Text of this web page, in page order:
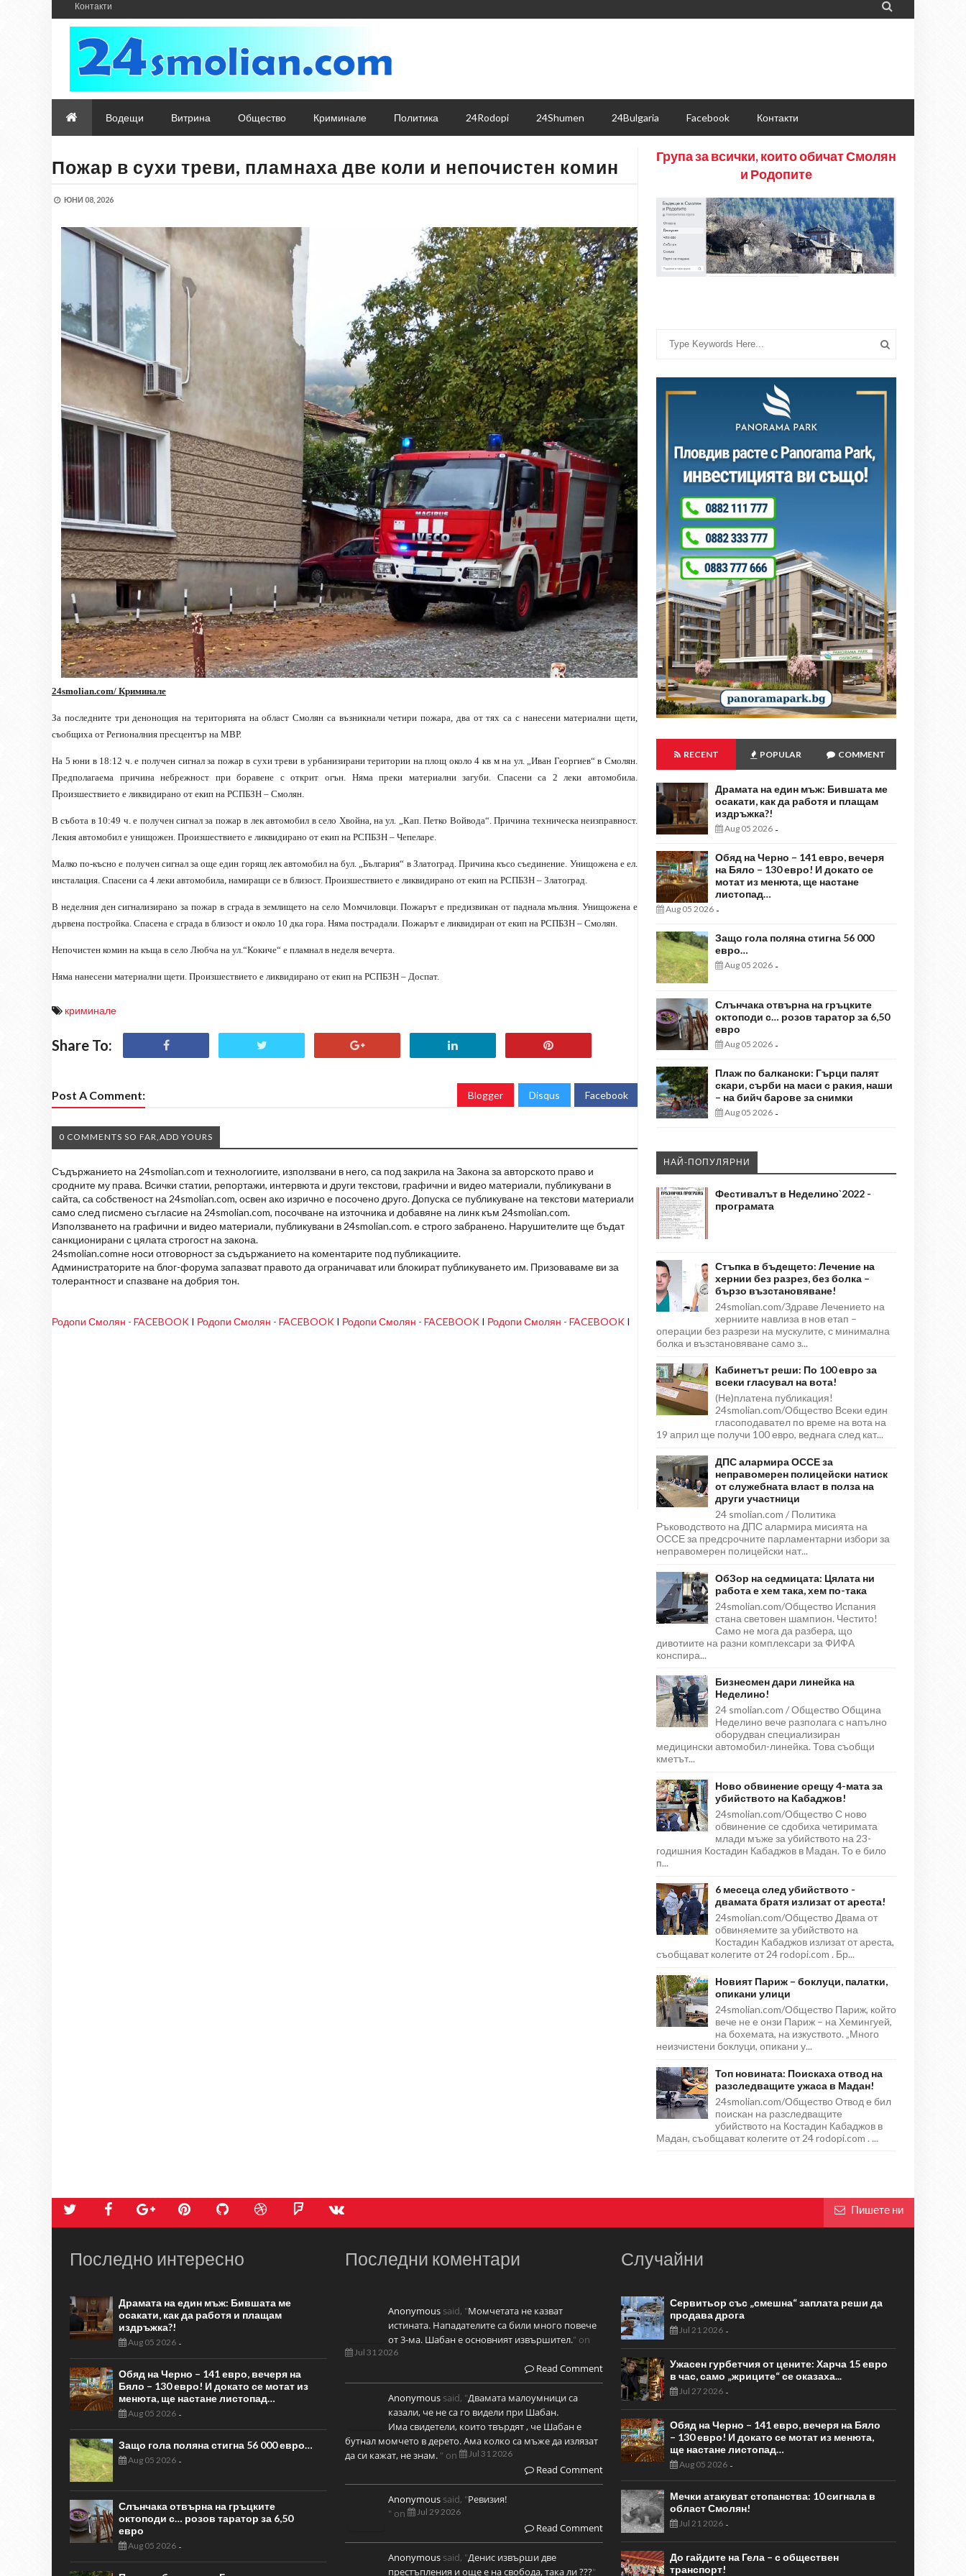
Контакти 
Водещи Витрина Общество Криминале Политика 24Rodopi 24Shumen 24Bulgaria Facebook Контакти
Пожар в сухи треви, пламнаха две коли и непочистен комин
ЮНИ 08, 2026
24smolian.com/ Криминале
За последните три денонощия на територията на област Смолян са възникнали четири пожара, два от тях са с нанесени материални щети,
съобщиха от Регионалния пресцентър на МВР.
На 5 юни в 18:12 ч. е получен сигнал за пожар в сухи треви в урбанизирани територии на площ около 4 кв м на ул. „Иван Георгиев“ в Смолян.
Предполагаема причина небрежност при боравене с открит огън. Няма преки материални загуби. Спасени са 2 леки автомобила.
Произшествието е ликвидирано от екип на РСПБЗН – Смолян.
В събота в 10:49 ч. е получен сигнал за пожар в лек автомобил в село Хвойна, на ул. „Кап. Петко Войвода“. Причина техническа неизправност.
Лекия автомобил е унищожен. Произшествието е ликвидирано от екип на РСПБЗН – Чепеларе.
Малко по-късно е получен сигнал за още един горящ лек автомобил на бул. „България“ в Златоград. Причина късо съединение. Унищожена е ел.
инсталация. Спасени са 4 леки автомобила, намиращи се в близост. Произшествието е ликвидирано от екип на РСПБЗН – Златоград.
В неделния ден сигнализирано за пожар в сграда в землището на село Момчиловци. Пожарът е предизвикан от паднала мълния. Унищожена е
дървена постройка. Спасена е сграда в близост и около 10 дка гора. Няма пострадали. Пожарът е ликвидиран от екип на РСПБЗН – Смолян.
Непочистен комин на къща в село Любча на ул.“Кокиче“ е пламнал в неделя вечерта.
Няма нанесени материални щети. Произшествието е ликвидирано от екип на РСПБЗН – Доспат.
криминале
Share To:
Post A Comment: Blogger Disqus Facebook
0 COMMENTS SO FAR,ADD YOURS
Съдържанието на 24smolian.com и технологиите, използвани в него, са под закрила на Закона за авторското право и
сродните му права. Всички статии, репортажи, интервюта и други текстови, графични и видео материали, публикувани в
сайта, са собственост на 24smolian.com, освен ако изрично е посочено друго. Допуска се публикуване на текстови материали
само след писмено съгласие на 24smolian.com, посочване на източника и добавяне на линк към 24smolian.com.
Използването на графични и видео материали, публикувани в 24smolian.com. е строго забранено. Нарушителите ще бъдат
санкционирани с цялата строгост на закона.
24smolian.comне носи отговорност за съдържанието на коментарите под публикациите.
Администраторите на блог-форума запазват правото да ограничават или блокират публикуването им. Призоваваме ви за
толерантност и спазване на добрия тон.
Родопи Смолян - FACEBOOK I Родопи Смолян - FACEBOOK I Родопи Смолян - FACEBOOK I Родопи Смолян - FACEBOOK I
Група за всички, които обичат Смолян
и Родопите
RECENT POPULAR COMMENT
Драмата на един мъж: Бившата ме
осакати, как да работя и плащам
издръжка?!
Aug 05 2026 -
Обяд на Черно – 141 евро, вечеря
на Бяло – 130 евро! И докато се
мотат из менюта, ще настане
листопад…
Aug 05 2026 -
Защо гола поляна стигна 56 000
евро…
Aug 05 2026 -
Слънчака отвърна на гръцките
октоподи с… розов таратор за 6,50
евро
Aug 05 2026 -
Плаж по балкански: Гърци палят
скари, сърби на маси с ракия, наши
– на бийч барове за снимки
Aug 05 2026 -
НАЙ-ПОПУЛЯРНИ
Фестивалът в Неделино`2022 -
програмата
Стъпка в бъдещето: Лечение на
хернии без разрез, без болка –
бързо възстановяване!
24smolian.com/Здраве Лечението на
херниите навлиза в нов етап –
операции без разрези на мускулите, с минимална
болка и възстановяване само з...
Кабинетът реши: По 100 евро за
всеки гласувал на вота!
(Не)платена публикация!
24smolian.com/Общество Всеки един
гласоподавател по време на вота на
19 април ще получи 100 евро, веднага след кат...
ДПС алармира ОССЕ за
неправомерен полицейски натиск
от служебната власт в полза на
други участници
24 smolian.com / Политика
Ръководството на ДПС алармира мисията на
ОССЕ за предсрочните парламентарни избори за
неправомерен полицейски нат...
ОбЗор на седмицата: Цялата ни
работа е хем така, хем по-така
24smolian.com/Общество Испания
стана световен шампион. Честито!
Само не мога да разбера, що
дивотиите на разни комплексари за ФИФА
конспира...
Бизнесмен дари линейка на
Неделино!
24 smolian.com / Общество Община
Неделино вече разполага с напълно
оборудван специализиран
медицински автомобил-линейка. Това съобщи
кметът...
Ново обвинение срещу 4-мата за
убийството на Кабаджов!
24smolian.com/Общество С ново
обвинение се сдобиха четиримата
млади мъже за убийството на 23-
годишния Костадин Кабаджов в Мадан. То е било
п...
6 месеца след убийството -
двамата братя излизат от ареста!
24smolian.com/Общество Двама от
обвиняемите за убийството на
Костадин Кабаджов излизат от ареста,
съобщават колегите от 24 rodopi.com . Бр...
Новият Париж – боклуци, палатки,
опикани улици
24smolian.com/Общество Париж, който
вече не е онзи Париж – на Хемингуей,
на бохемата, на изкуството. „Много
неизчистени боклуци, опикани у...
Топ новината: Поискаха отвод на
разследващите ужаса в Мадан!
24smolian.com/Общество Отвод е бил
поискан на разследващите
убийството на Костадин Кабаджов в
Мадан, съобщават колегите от 24 rodopi.com . ...
Пишете ни
Последно интересно
Драмата на един мъж: Бившата ме
осакати, как да работя и плащам
издръжка?!
Aug 05 2026 -
Обяд на Черно – 141 евро, вечеря на
Бяло – 130 евро! И докато се мотат из
менюта, ще настане листопад…
Aug 05 2026 -
Защо гола поляна стигна 56 000 евро…
Aug 05 2026 -
Слънчака отвърна на гръцките
октоподи с… розов таратор за 6,50
евро
Aug 05 2026 -
Последни коментари
Anonymous said, "Момчетата не казват
истината. Нападателите са били много повече
от 3-ма. Шабан е основният извършител." on
Jul 31 2026
Read Comment
Anonymous said, "Двамата малоумници са
казали, че не са го видели при Шабан.
Има свидетели, които твърдят , че Шабан е
бутнал момчето в дерето. Ама колко са мъже да излязат
да си кажат, не знам. " on Jul 31 2026
Read Comment
Anonymous said, "Ревизия!
" on
Jul 29 2026
Read Comment
Anonymous said, "Денис извърши две
престъпления и още е на свобода, така ли ???"
Случайни
Сервитьор със „смешна“ заплата реши да
продава дрога
Jul 21 2026-
Ужасен гурбетчия от цените: Харча 15 евро
в час, само „жриците“ се оказаха...
Jul 27 2026-
Обяд на Черно – 141 евро, вечеря на Бяло
– 130 евро! И докато се мотат из менюта,
ще настане листопад…
Aug 05 2026-
Мечки атакуват стопанства: 10 сигнала в
област Смолян!
Jul 21 2026-
До гайдите на Гела – с обществен
транспорт!